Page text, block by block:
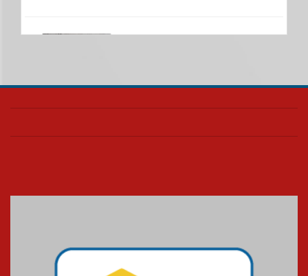
realizará nova edição da Feira
04.08.2026